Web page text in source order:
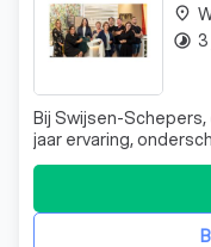
Bij Swijsen-
jaar ervaring,
voor interieur en
in Hasselt, zijn we
voor zowel
aanbod omvat een
place
timelapse